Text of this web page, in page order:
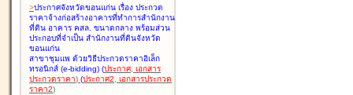
>ประกาศจังหวัดขอนแก่น เรื่อง ประกวด
ราคาจ้างก่อสร้างอาคารที่ทำการสำนักงาน
ที่ดิน อาคาร คสล. ขนาดกลาง พร้อมส่วน
ประกอบที่จำเป็น สำนักงานที่ดินจังหวัด
ขอนแก่น
สาขาชุมแพ ด้วยวิธีประกวดราคาอิเล็ก
ทรอนิกส์ (e-bidding) (ประกาศ, เอกสาร
ประกวดราคา) (ประกาศ2, เอกสารประกวด
ราคา2)